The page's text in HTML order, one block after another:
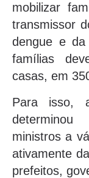
mobilizar
transmissor
dengue e da
famílias
casas, em
Para isso,
ministros a
ativamente
prefeitos,